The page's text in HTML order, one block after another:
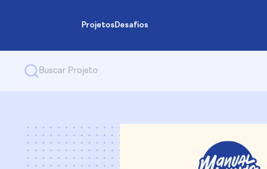
Projetos Desafios